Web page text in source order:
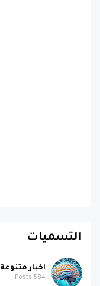
التسميات
اخبار متنوعة
584